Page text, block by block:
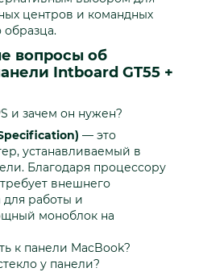
центров и командных
образца.
вопросы об
Intboard GT55 +
и зачем он нужен?
— это
устанавливаемый в
Благодаря процессору
внешнего
для работы и
моноблок на
к панели MacBook?
у панели?